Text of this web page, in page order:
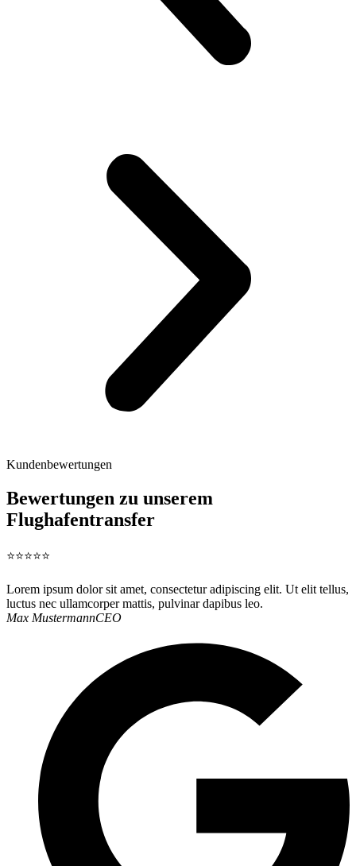
Kundenbewertungen
Bewertungen zu unserem
Flughafentransfer
⭐⭐⭐⭐⭐
Lorem ipsum dolor sit amet, consectetur adipiscing elit. Ut elit tellus,
luctus nec ullamcorper mattis, pulvinar dapibus leo.
Max MustermannCEO